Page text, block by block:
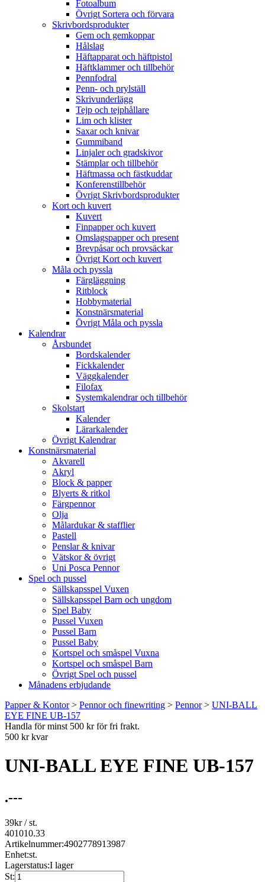
Fotoalbum
Övrigt Sortera och förvara
Skrivbordsprodukter
Gem och gemkoppar
Hålslag
Häftapparat och häftpistol
Häftklammer och tillbehör
Pennfodral
Penn- och prylställ
Skrivunderlägg
Tejp och tejphållare
Lim och klister
Saxar och knivar
Gummiband
Linjaler och gradskivor
Stämplar och tillbehör
Häftmassa och fästkuddar
Konferenstillbehör
Övrigt Skrivbordsprodukter
Kort och kuvert
Kuvert
Finpapper och kuvert
Omslagspapper och present
Brevpåsar och provsäckar
Övrigt Kort och kuvert
Måla och pyssla
Färgläggning
Ritblock
Hobbymaterial
Konstnärsmaterial
Övrigt Måla och pyssla
Kalendrar
Årsbundet
Bordskalender
Fickkalender
Väggkalender
Filofax
Systemkalendrar och tillbehör
Skolstart
Kalender
Lärarkalender
Övrigt Kalendrar
Konstnärsmaterial
Akvarell
Akryl
Block & papper
Blyerts & ritkol
Färgpennor
Olja
Målardukar & stafflier
Pastell
Penslar & knivar
Vätskor & övrigt
Uni Posca Pennor
Spel och pussel
Sällskapsspel Vuxen
Sällskapsspel Barn och ungdom
Spel Baby
Pussel Vuxen
Pussel Barn
Pussel Baby
Kortspel och småspel Vuxna
Kortspel och småspel Barn
Övrigt Spel och pussel
Månadens erbjudande
Papper & Kontor> Pennor och finewriting > Pennor> UNI-BALL
EYE FINE UB-157
Handla för minst 500 kr för fri frakt.
500 kr kvar
UNI-BALL EYE FINE UB-157
.---
39kr/ st.
401010.33
Artikelnummer:4902778913987
Enhet:st.
Lagerstatus:I lager
St: